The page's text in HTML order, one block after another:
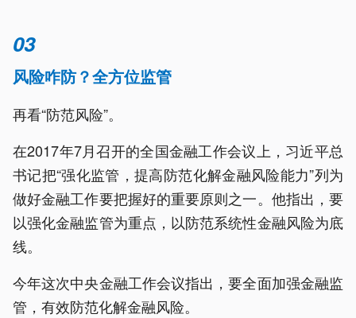
03
风险咋防？全方位监管
再看“防范风险”。
在2017年7月召开的全国金融工作会议上，习近平总
书记把“强化监管，提高防范化解金融风险能力”列为
做好金融工作要把握好的重要原则之一。他指出，要
以强化金融监管为重点，以防范系统性金融风险为底
线。
今年这次中央金融工作会议指出，要全面加强金融监
管，有效防范化解金融风险。